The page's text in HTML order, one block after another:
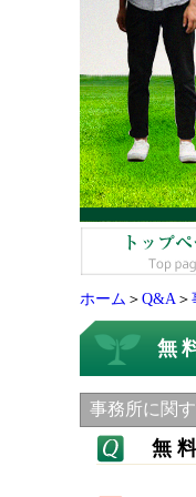
ホーム ＞ Q&A ＞
無
事務所に関
無